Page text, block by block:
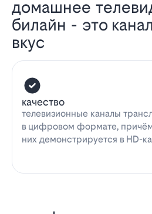
домашнее
билайн - это
вкус
качество
телевизионные каналы
в цифровом формате, причём
них демонстрируется в HD-